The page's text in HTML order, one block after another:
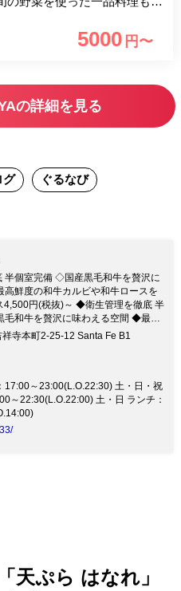
を見つけ、素敵なひとときを
5000 円〜
の詳細を見る
グ ぐるなび
個室完備 ◇国産黒毛和牛を贅沢に
鮮度の和牛カルビや和牛ロースを
4,500円(税抜)～ ◆衛生管理を徹底 半
和牛を贅沢に味わえる空間 ◆最高
和牛ロースを含む全11品コース
焼肉 カヤ》 地下への階段を下り扉
シックで落ち着いた上質な空間が広
肉業界で25年以上経験のある店主が
の黒毛和牛。 和牛の魅力を堪能で
豊富な知識と経験が成せる技。 部
法で、和牛のさらなる美味しさを味
寺本町2-25-12 Santa Fe B1
17:00～23:00(L.O.22:30) 土・日・祝
～22:30(L.O.22:00) 土・日 ランチ：
天ぷら はなれ」